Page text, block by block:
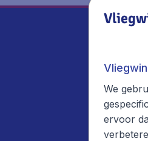
We
ervoor